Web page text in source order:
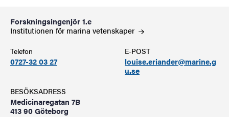
Forskningsingenjör 1.e
Institutionen för marina vetenskaper
Telefon
0727-32 03 27
E-POST
louise.eriander@marine.g
u.se
BESÖKSADRESS
Medicinaregatan 7B
413 90 Göteborg